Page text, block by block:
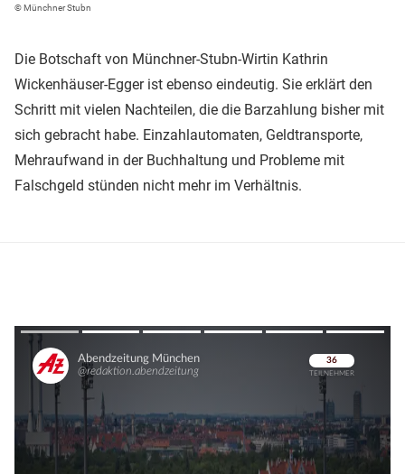
© Münchner Stubn
Die Botschaft von Münchner-Stubn-Wirtin Kathrin
Wickenhäuser-Egger ist ebenso eindeutig. Sie erklärt den
Schritt mit vielen Nachteilen, die die Barzahlung bisher mit
sich gebracht habe. Einzahlautomaten, Geldtransporte,
Mehraufwand in der Buchhaltung und Probleme mit
Falschgeld stünden nicht mehr im Verhältnis.
Überspringen